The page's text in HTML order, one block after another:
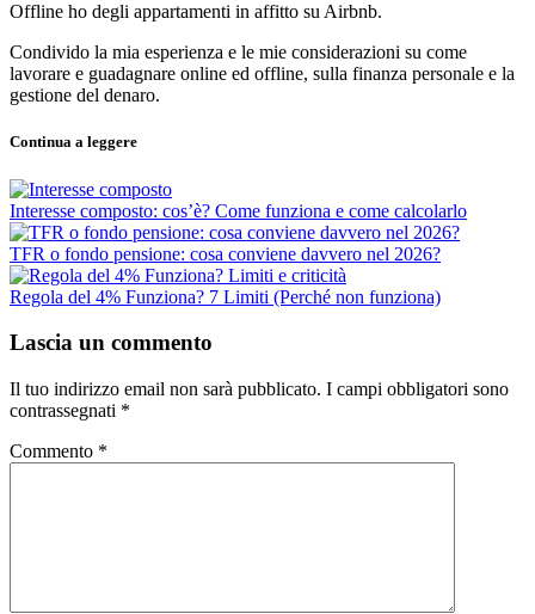
Offline ho degli appartamenti in affitto su Airbnb.
Condivido la mia esperienza e le mie considerazioni su come
lavorare e guadagnare online ed offline, sulla finanza personale e la
gestione del denaro.
Continua a leggere
Interesse composto: cos’è? Come funziona e come calcolarlo
TFR o fondo pensione: cosa conviene davvero nel 2026?
Regola del 4% Funziona? 7 Limiti (Perché non funziona)
Lascia un commento
Il tuo indirizzo email non sarà pubblicato. I campi obbligatori sono
contrassegnati *
Commento *